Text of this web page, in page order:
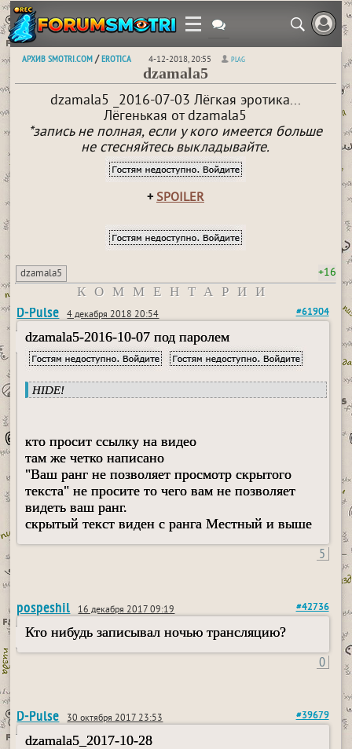
АРХИВ SMOTRI.COM /EROTICA 4-12-2018, 20:55 PLAG
dzamala5
dzamala5 _2016-07-03 Лёгкая эротика...
Лёгенькая от dzamala5
*запись не полная, если у кого имеется больше
не стесняйтесь выкладывайте.
+ SPOILER
dzamala5 +16
КОММЕНТАРИИ
D-Pulse 4 декабря 2018 20:54 #61904
dzamala5-2016-10-07 под паролем
HIDE!
кто просит ссылку на видео
там же четко написано
"Ваш ранг не позволяет просмотр скрытого
текста" не просите то чего вам не позволяет
видеть ваш ранг.
скрытый текст виден с ранга Местный и выше
5
pospeshil 16 декабря 2017 09:19 #42736
Кто нибудь записывал ночью трансляцию?
0
D-Pulse 30 октября 2017 23:53 #39679
dzamala5_2017-10-28